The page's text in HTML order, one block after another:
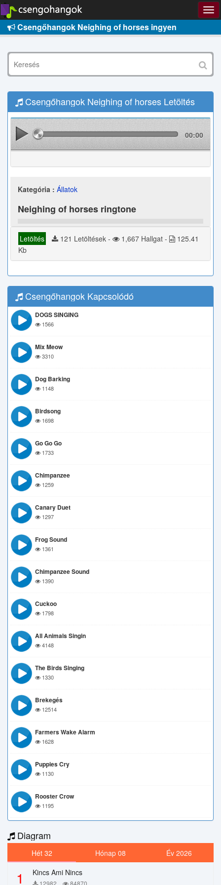
Csengőhangok Neighing of horses ingyen
Csengőhangok Neighing of horses Letöltés
00:00
Kategória : Állatok
Neighing of horses ringtone
Letöltés 121 Letöltések - 1,667 Hallgat -
125.41
Kb
Csengőhangok Kapcsolódó
DOGS SINGING
1566
Mix Meow
3310
Dog Barking
1148
Birdsong
1698
Go Go Go
1733
Chimpanzee
1259
Canary Duet
1297
Frog Sound
1361
Chimpanzee Sound
1390
Cuckoo
1798
All Animals Singin
4148
The Birds Singing
1330
Brekegés
12514
Farmers Wake Alarm
1628
Puppies Cry
1130
Rooster Crow
1195
Diagram
Hét 32 Hónap 08 Év 2026
1 Kincs Ami Nincs
12982 84870